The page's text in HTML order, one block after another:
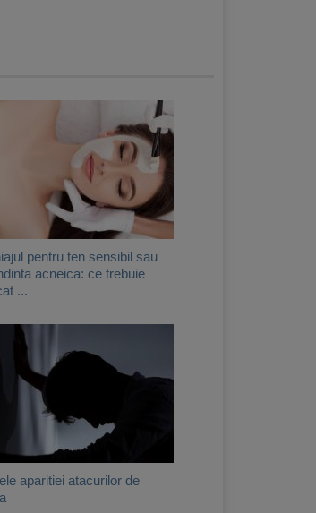
pentru ten sensibil sau
acneica: ce trebuie
...
aparitiei atacurilor de